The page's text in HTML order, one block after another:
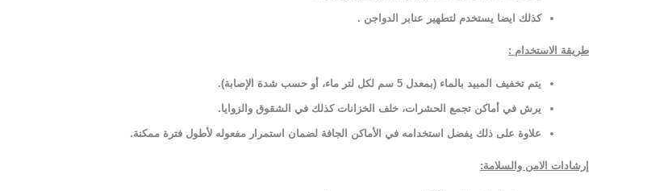
كذلك ايضا يستخدم لتطهير عنابر الدواجن .
طريقة الاستخدام :
يتم تخفيف المبيد بالماء (بمعدل 5 سم لكل لتر ماء، أو حسب شدة الإصابة).
يرش في أماكن تجمع الحشرات، خلف الخزانات كذلك في الشقوق والزوايا.
علاوة على ذلك يفضل استخدامه في الأماكن الجافة لضمان استمرار مفعوله لأطول فترة ممكنة.
إرشادات الامن والسلامة: